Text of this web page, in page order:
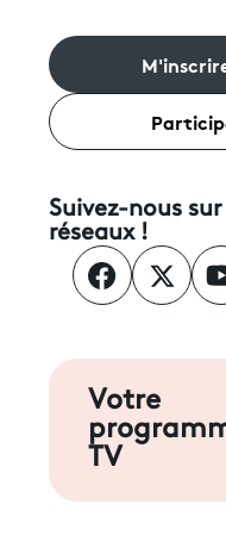
Suivez-nous sur
réseaux !
Votre
TV